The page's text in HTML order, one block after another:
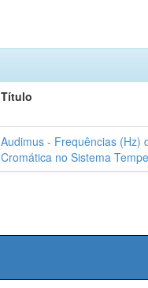
Título
Audimus - Frequências (Hz)
Cromática no Sistema